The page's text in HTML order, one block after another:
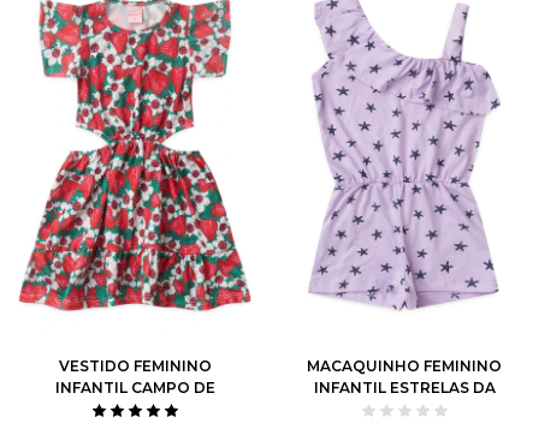
2 3 4 6 8
VESTIDO FEMININO
INFANTIL CAMPO DE
MORANGOS
3 4 6 8 10
12
MACAQUINHO FEMININO
INFANTIL ESTRELAS DA
MARESIA